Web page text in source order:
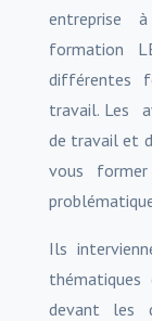
entreprise
formation
différentes
travail. Les
de travail et
vous
Ils
devant les